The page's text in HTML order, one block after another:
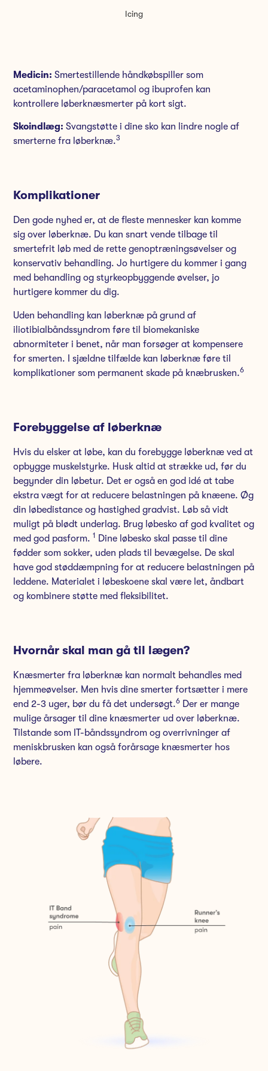
Icing
Medicin: Smertestillende håndkøbspiller som
acetaminophen/paracetamol og ibuprofen kan
kontrollere løberknæsmerter på kort sigt.
Skoindlæg: Svangstøtte i dine sko kan lindre nogle af
smerterne fra løberknæ.3
Komplikationer
Den gode nyhed er, at de fleste mennesker kan komme
sig over løberknæ. Du kan snart vende tilbage til
smertefrit løb med de rette genoptræningsøvelser og
konservativ behandling. Jo hurtigere du kommer i gang
med behandling og styrkeopbyggende øvelser, jo
hurtigere kommer du dig.
Uden behandling kan løberknæ på grund af
iliotibialbåndssyndrom føre til biomekaniske
abnormiteter i benet, når man forsøger at kompensere
for smerten. I sjældne tilfælde kan løberknæ føre til
komplikationer som permanent skade på knæbrusken.6
Forebyggelse af løberknæ
Hvis du elsker at løbe, kan du forebygge løberknæ ved at
opbygge muskelstyrke. Husk altid at strække ud, før du
begynder din løbetur. Det er også en god idé at tabe
ekstra vægt for at reducere belastningen på knæene. Øg
din løbedistance og hastighed gradvist. Løb så vidt
muligt på blødt underlag. Brug løbesko af god kvalitet og
med god pasform. 1 Dine løbesko skal passe til dine
fødder som sokker, uden plads til bevægelse. De skal
have god støddæmpning for at reducere belastningen på
leddene. Materialet i løbeskoene skal være let, åndbart
og kombinere støtte med fleksibilitet.
Hvornår skal man gå til lægen?
Knæsmerter fra løberknæ kan normalt behandles med
hjemmeøvelser. Men hvis dine smerter fortsætter i mere
end 2-3 uger, bør du få det undersøgt.6 Der er mange
mulige årsager til dine knæsmerter ud over løberknæ.
Tilstande som IT-båndssyndrom og overrivninger af
meniskbrusken kan også forårsage knæsmerter hos
løbere.